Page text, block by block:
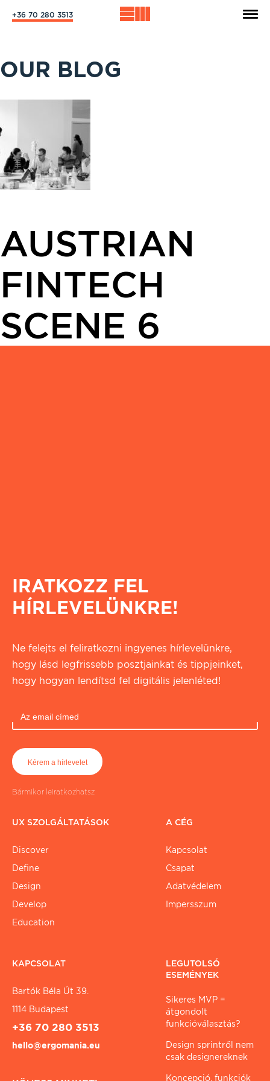
+36 70 280 3513
OUR BLOG
AUSTRIAN
FINTECH
SCENE 6
IRATKOZZ FEL
HÍRLEVELÜNKRE!
Ne felejts el feliratkozni ingyenes hírlevelünkre,
hogy lásd legfrissebb posztjainkat és tippjeinket,
hogy hogyan lendítsd fel digitális jelenléted!
Bármikor leiratkozhatsz
UX SZOLGÁLTATÁSOK
Discover
Define
Design
Develop
Education
A CÉG
Kapcsolat
Csapat
Adatvédelem
Impersszum
KAPCSOLAT
Bartók Béla Út 39.
1114 Budapest
+36 70 280 3513
hello@ergomania.eu
LEGUTOLSÓ
ESEMÉNYEK
Sikeres MVP =
átgondolt
funkcióválasztás?
Design sprintről nem
csak designereknek
Koncepció, funkciók